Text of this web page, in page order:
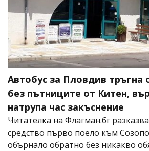
Автобус за Пловдив тръгна
без пътниците от Китен,
натрупа час закъснение
Читателка на Флагман.бг
средство първо поело към
обърнало обратно без никакво